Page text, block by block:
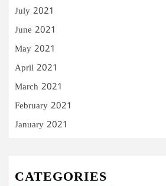
July 2021
June 2021
May 2021
April 2021
March 2021
February 2021
January 2021
CATEGORIES